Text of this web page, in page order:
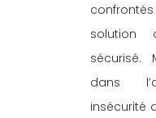
solution
sécurisé.
dans
insécurité